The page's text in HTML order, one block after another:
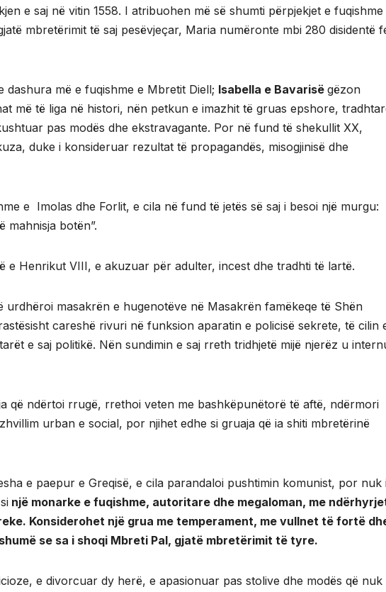
e saj në vitin 1558. I atribuohen më së shumti përpjekjet e
mbretërimit të saj pesëvjeçar, Maria numëronte mbi 280 disidentë
dashura më e fuqishme e Mbretit Diell; Isabella e Bavarisë gëzon
më të liga në histori, nën petkun e imazhit të gruas epshore,
pas modës dhe ekstravagante. Por në fund të shekullit XX,
duke i konsideruar rezultat të propagandës, misogjinisë dhe
e Imolas dhe Forlit, e cila në fund të jetës së saj i besoi një murgu:
mahnisja botën”.
e Henrikut VIII, e akuzuar për adulter, incest dhe tradhti të lartë.
urdhëroi masakrën e hugenotëve në Masakrën famëkeqe të Shën
careshë rivuri në funksion aparatin e policisë sekrete, të cilin
e saj politikë. Nën sundimin e saj rreth tridhjetë mijë njerëz u
që ndërtoi rrugë, rrethoi veten me bashkëpunëtorë të aftë, ndërmori
urban e social, por njihet edhe si gruaja që ia shiti mbretërinë
e paepur e Greqisë, e cila parandaloi pushtimin komunist, por nuk
një monarke e fuqishme, autoritare dhe megaloman, me
Konsiderohet një grua me temperament, me vullnet të fortë
se sa i shoqi Mbreti Pal, gjatë mbretërimit të tyre.
e divorcuar dy herë, e apasionuar pas stolive dhe modës që nuk